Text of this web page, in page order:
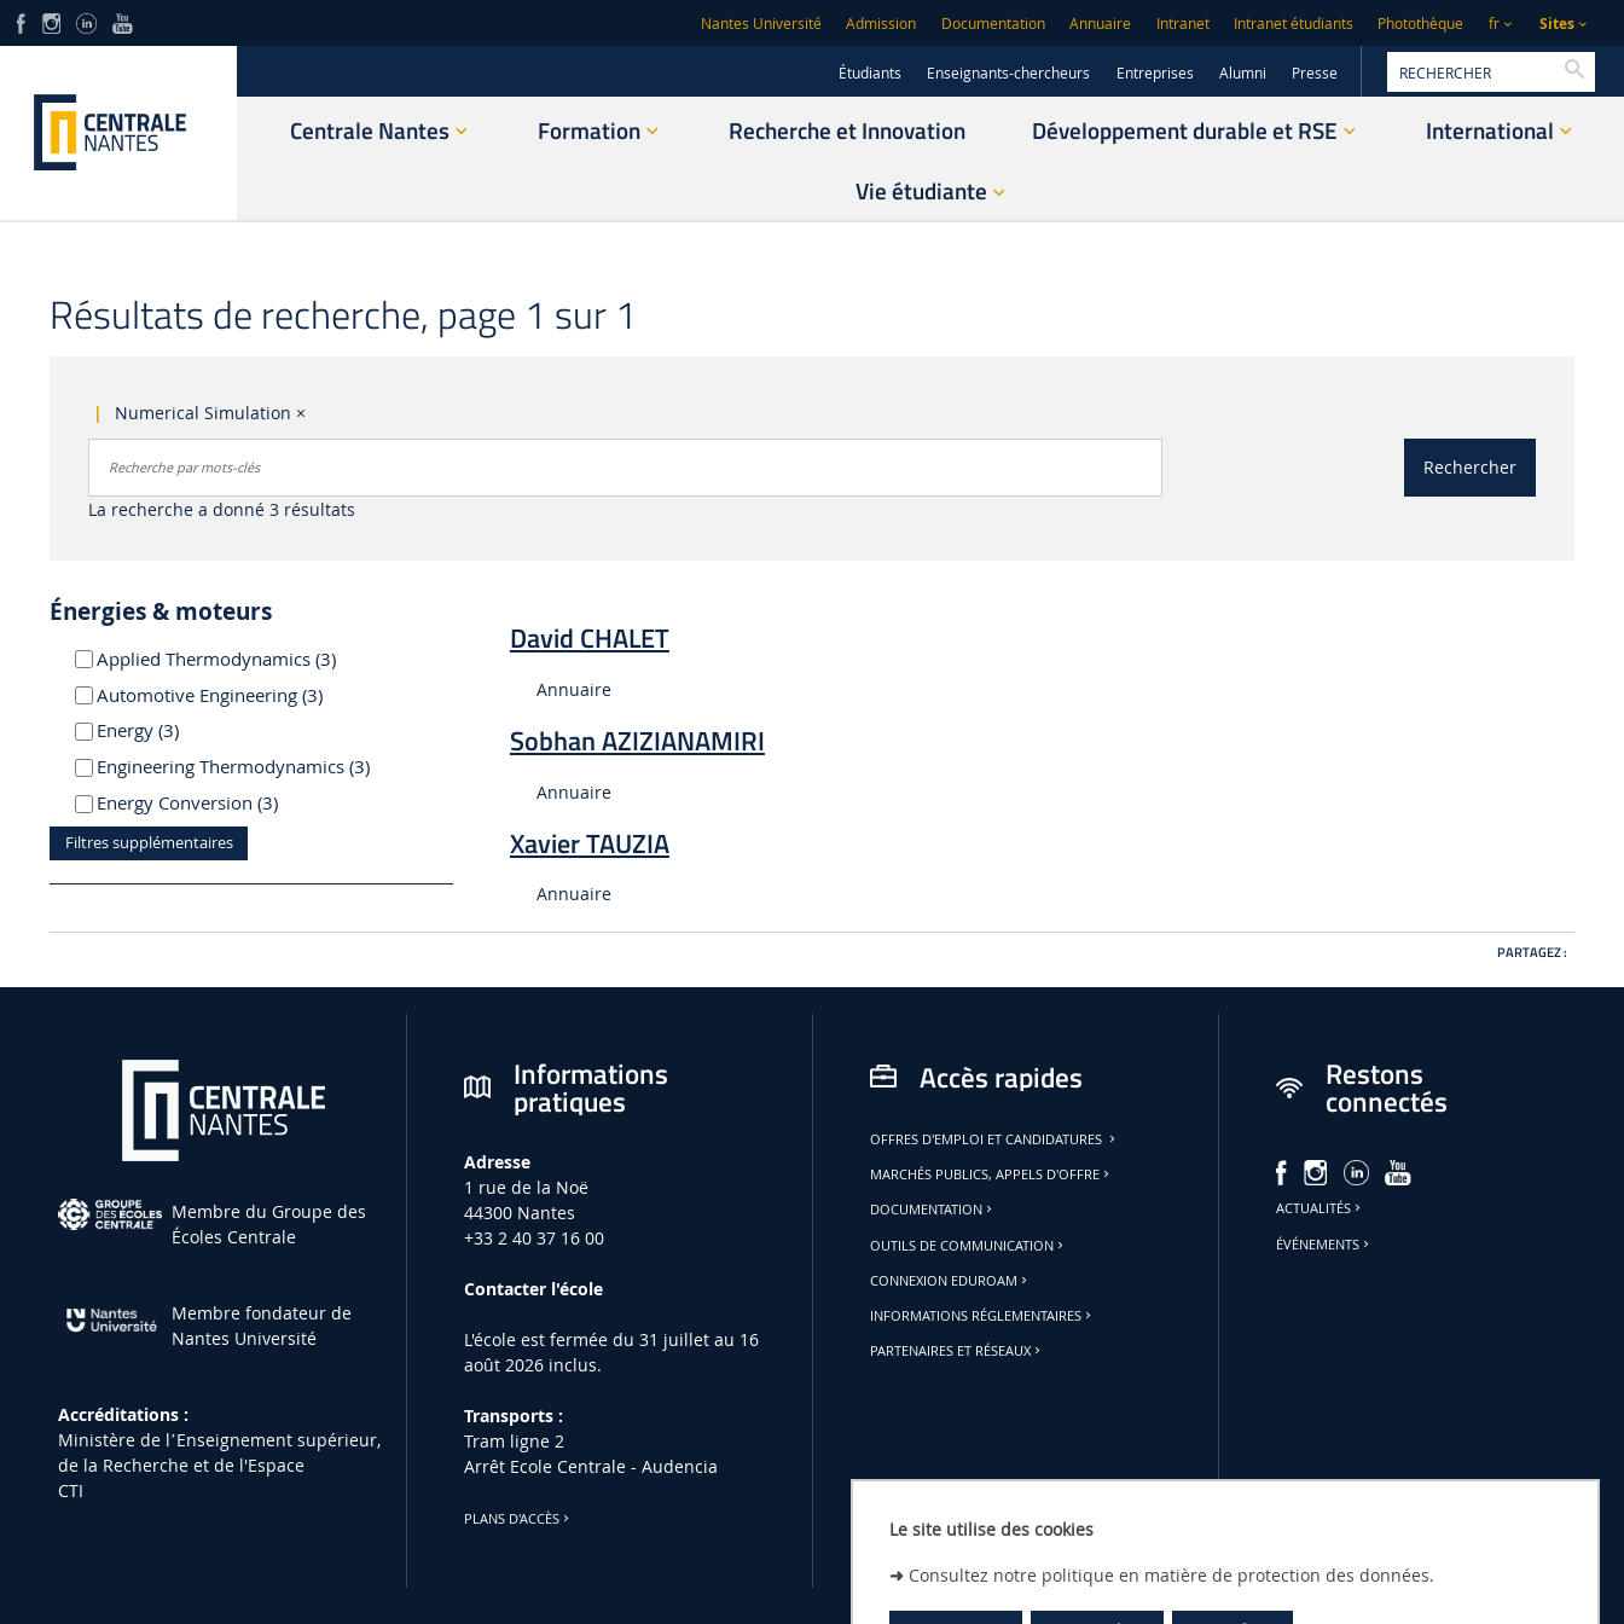
Le site utilise des cookies
➜ Consultez notre politique en matière de protection des données.
Nantes Université Admission Documentation Annuaire Intranet Intranet étudiants Photothèque fr Sites
Étudiants Enseignants-chercheurs Entreprises Alumni Presse
Centrale Nantes Formation Recherche et Innovation Développement durable et RSE
International
Vie étudiante
Résultats de recherche, page 1 sur 1
Numerical Simulation ×
Rechercher
La recherche a donné 3 résultats
Énergies & moteurs
Applied Thermodynamics (3résultats
)
Automotive Engineering (3résultats
)
Energy (3résultats
)
Engineering Thermodynamics (3résultats
)
Energy Conversion (3résultats
)
Filtres supplémentaires
David CHALET
Type :
Annuaire
Sobhan AZIZIANAMIRI
Type :
Annuaire
Xavier TAUZIA
Type :
Annuaire
PARTAGEZ :
Membre du Groupe des
Écoles Centrale
Membre fondateur de
Nantes Université
Accréditations :
Ministère de lʼEnseignement supérieur,
de la Recherche et de l'Espace
CTI
Informations
pratiques
Adresse
1 rue de la Noë
44300 Nantes
+33 2 40 37 16 00
Contacter l'école
L'école est fermée du 31 juillet au 16
août 2026 inclus.
Transports :
Tram ligne 2
Arrêt Ecole Centrale - Audencia
PLANS D'ACCÈS
Accès rapides
OFFRES D'EMPLOI ET CANDIDATURES
MARCHÉS PUBLICS, APPELS D'OFFRE
DOCUMENTATION
OUTILS DE COMMUNICATION
CONNEXION EDUROAM
INFORMATIONS RÉGLEMENTAIRES
PARTENAIRES ET RÉSEAUX
Restons
connectés
ACTUALITÉS
ÉVÉNEMENTS